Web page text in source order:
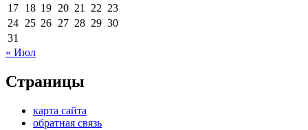
17 18 19 20 21 22 23
24 25 26 27 28 29 30
31
« Июл
Страницы
карта сайта
обратная связь